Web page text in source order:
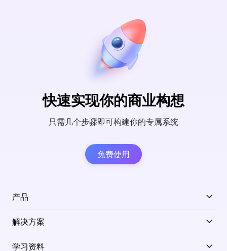
快速实现你的商业构想
只需几个步骤即可构建你的专属系统
免费使用
产品
解决方案
学习资料